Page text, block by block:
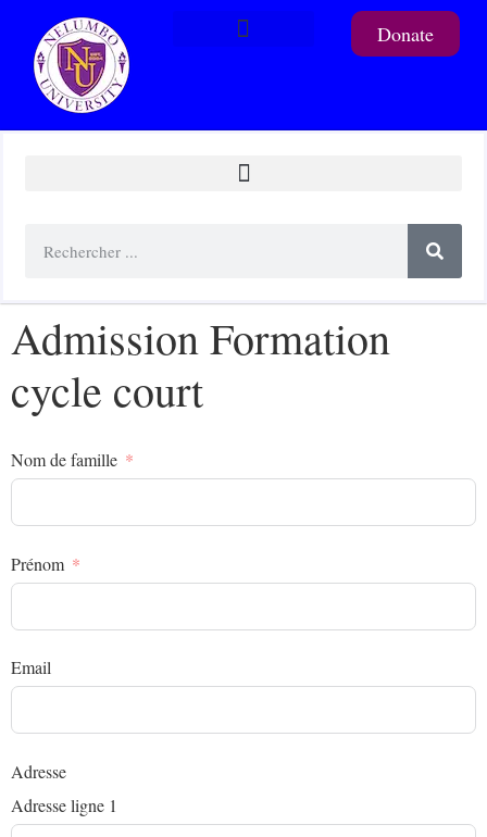
Donate
Admission Formation
cycle court
Nom de famille
Prénom
Email
Adresse
Adresse ligne 1